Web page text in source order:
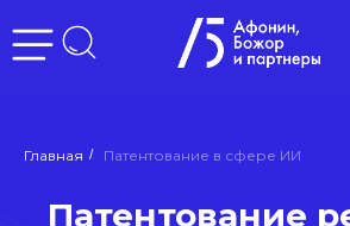
Главная / Патентование в сфере ИИ
Патентование решений
интеллекта в РФ в 2026